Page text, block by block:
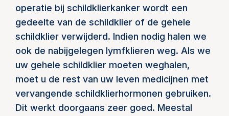
operatie bij schildklierkanker wordt een
gedeelte van de schildklier of de gehele
schildklier verwijderd. Indien nodig halen we
ook de nabijgelegen lymfklieren weg. Als we
uw gehele schildklier moeten weghalen,
moet u de rest van uw leven medicijnen met
vervangende schildklierhormonen gebruiken.
Dit werkt doorgaans zeer goed. Meestal